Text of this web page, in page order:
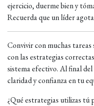
ejercicio, duerme bien y
Recuerda que un líder
Convivir con muchas
con las estrategias
sistema efectivo. Al final
claridad y confianza en tu
¿Qué estrategias utilizas tú